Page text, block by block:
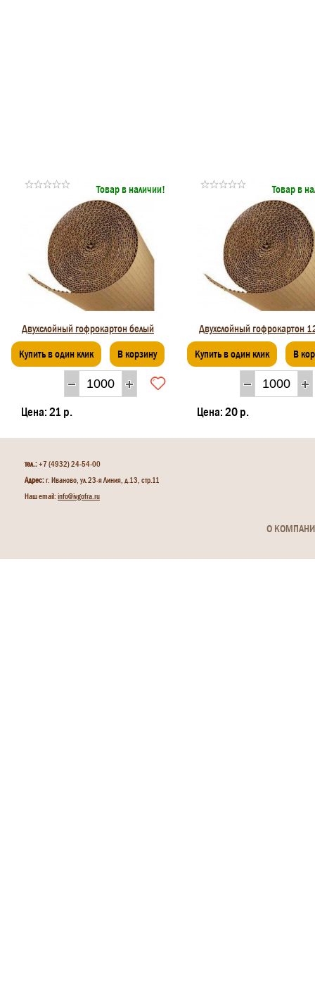
Товар в наличии!
Двухслойный гофрокартон белый
Купить в один клик В корзину
Цена: 21 р.
Товар в
Двухслойный гофрокартон
Купить в один клик В
Цена: 20 р.
тел.:+7 (4932) 24-54-00
Адрес:г. Иваново, ул.23-я Линия, д.13, стр.11
Наш email: info@ivgofra.ru
О